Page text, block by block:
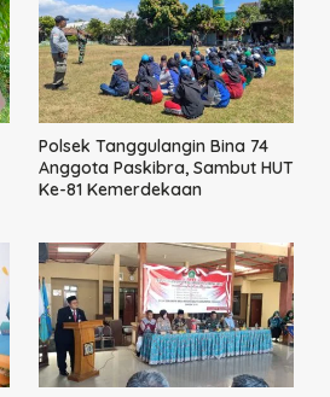
Polsek Tanggulangin Bina 74
Anggota Paskibra, Sambut HUT
Ke-81 Kemerdekaan